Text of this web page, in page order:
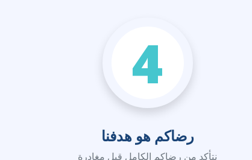
4
رضاكم هو هدفنا
نتأكد من رضاكم الكامل قبل مغادرة